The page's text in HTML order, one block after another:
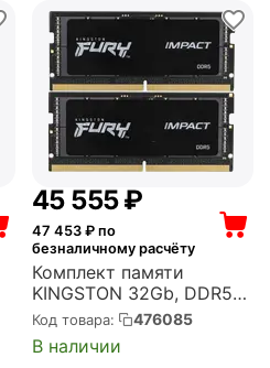
(AX5U6000C3032G...
45 555₽
47 453₽ по
безналичному расчёту
Комплект памяти
KINGSTON 32Gb, DDR5
SO-DIMM, 6400MHz,
FURY Impact 2 модуля,
51200 Мб/с, CL38, 1.35 В,
Код товара: 476085
В наличии